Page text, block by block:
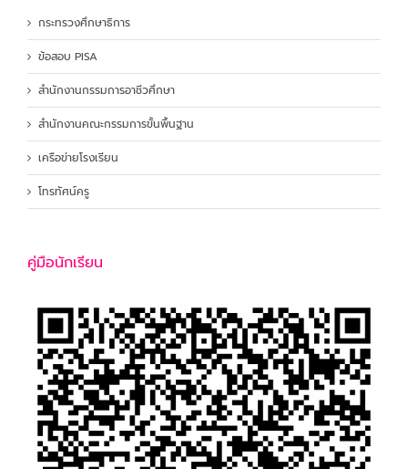
กระทรวงศึกษาธิการ
ข้อสอบ PISA
สำนักงานกรรมการอาชีวศึกษา
สำนักงานคณะกรรมการขั้นพื้นฐาน
เครือข่ายโรงเรียน
โทรทัศน์ครู
คู่มือนักเรียน